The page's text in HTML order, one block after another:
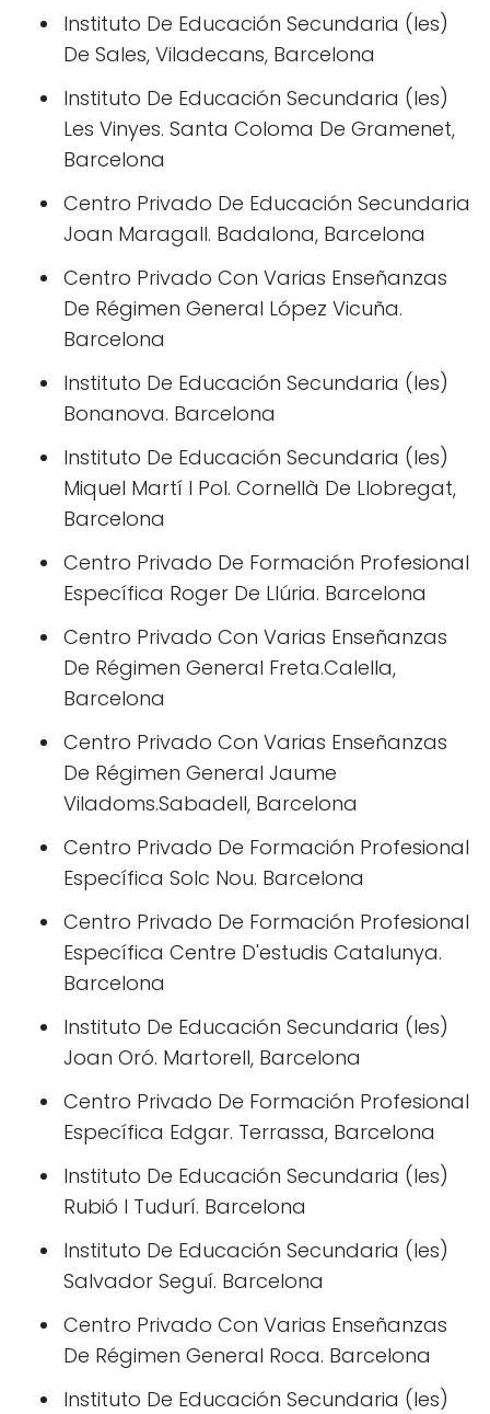
Instituto De Educación Secundaria (Ies)
De Sales, Viladecans, Barcelona
Instituto De Educación Secundaria (Ies)
Les Vinyes. Santa Coloma De Gramenet,
Barcelona
Centro Privado De Educación Secundaria
Joan Maragall. Badalona, Barcelona
Centro Privado Con Varias Enseñanzas
De Régimen General López Vicuña.
Barcelona
Instituto De Educación Secundaria (Ies)
Bonanova. Barcelona
Instituto De Educación Secundaria (Ies)
Miquel Martí I Pol. Cornellà De Llobregat,
Barcelona
Centro Privado De Formación Profesional
Específica Roger De Llúria. Barcelona
Centro Privado Con Varias Enseñanzas
De Régimen General Freta.Calella,
Barcelona
Centro Privado Con Varias Enseñanzas
De Régimen General Jaume
Viladoms.Sabadell, Barcelona
Centro Privado De Formación Profesional
Específica Solc Nou. Barcelona
Centro Privado De Formación Profesional
Específica Centre D'estudis Catalunya.
Barcelona
Instituto De Educación Secundaria (Ies)
Joan Oró. Martorell, Barcelona
Centro Privado De Formación Profesional
Específica Edgar. Terrassa, Barcelona
Instituto De Educación Secundaria (Ies)
Rubió I Tudurí. Barcelona
Instituto De Educación Secundaria (Ies)
Salvador Seguí. Barcelona
Centro Privado Con Varias Enseñanzas
De Régimen General Roca. Barcelona
Instituto De Educación Secundaria (Ies)